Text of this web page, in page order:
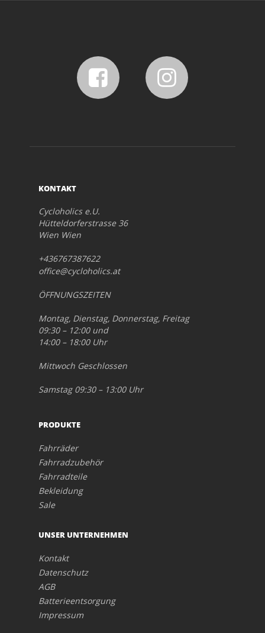
KONTAKT
Cycloholics e.U.
Hütteldorferstrasse 36
Wien Wien
+436767387622
office@cycloholics.at
ÖFFNUNGSZEITEN
Montag, Dienstag, Donnerstag, Freitag
09:30 – 12:00 und
14:00 – 18:00 Uhr
Mittwoch Geschlossen
Samstag 09:30 – 13:00 Uhr
PRODUKTE
Fahrräder
Fahrradzubehör
Fahrradteile
Bekleidung
Sale
UNSER UNTERNEHMEN
Kontakt
Datenschutz
AGB
Batterieentsorgung
Impressum